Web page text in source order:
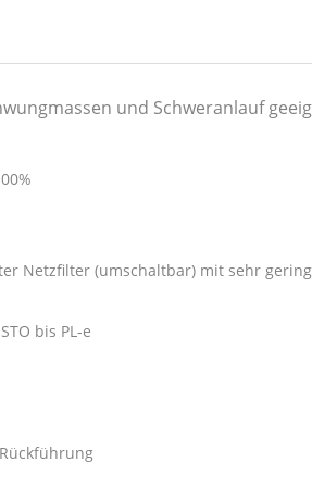
und Schweranlauf
Netzfilter (umschaltbar) mit sehr
bis PL-e